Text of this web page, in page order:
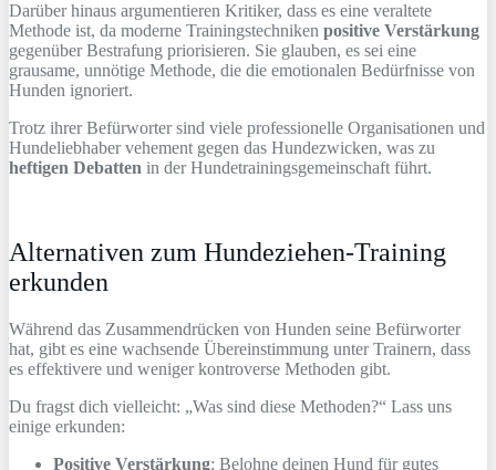
Darüber hinaus argumentieren Kritiker, dass es eine veraltete
Methode ist, da moderne Trainingstechniken positive Verstärkung
gegenüber Bestrafung priorisieren. Sie glauben, es sei eine
grausame, unnötige Methode, die die emotionalen Bedürfnisse von
Hunden ignoriert.
Trotz ihrer Befürworter sind viele professionelle Organisationen und
Hundeliebhaber vehement gegen das Hundezwicken, was zu
heftigen Debatten in der Hundetrainingsgemeinschaft führt.
Alternativen zum Hundeziehen-Training
erkunden
Während das Zusammendrücken von Hunden seine Befürworter
hat, gibt es eine wachsende Übereinstimmung unter Trainern, dass
es effektivere und weniger kontroverse Methoden gibt.
Du fragst dich vielleicht: „Was sind diese Methoden?“ Lass uns
einige erkunden:
Positive Verstärkung: Belohne deinen Hund für gutes